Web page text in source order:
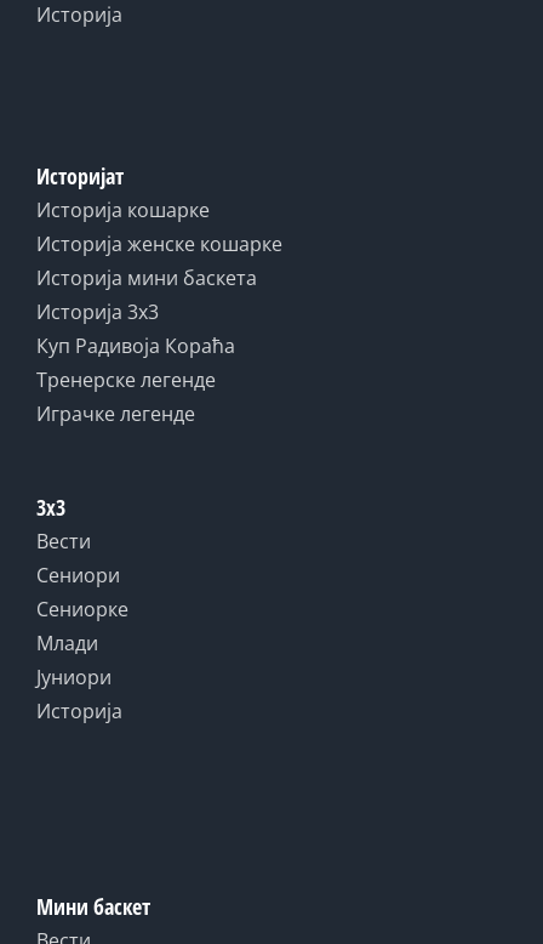
Историја
Историјат
Историја кошарке
Историја женске кошарке
Историја мини баскета
Историја 3x3
Куп Радивоја Кораћа
Тренерске легенде
Играчке легенде
3x3
Вести
Сениори
Сениорке
Млади
Јуниори
Историја
Мини баскет